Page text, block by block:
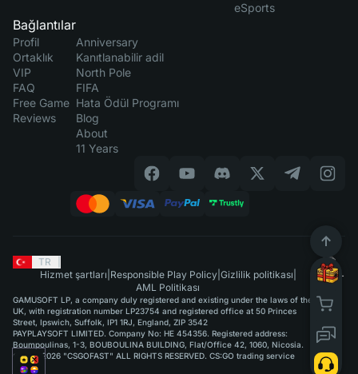
eSports
Bağlantılar
Profil
Ortaklık
VIP
FAQ
Free Game
Reviews
Anniversary
Kanıtlanabilir adil
North Pole
FIFA
Hata Ödül Programı
Blog
About
11 Years
TR
Hizmet şartları Responsible Play Policy| Gizlilik politikası
AML Politikası
GAMUSOFT LP, a company duly registered and existing under the laws of the
UK, with registration number LP23754 and registered office at 50 Princes
Street, Ipswich, Suffolk, IP1 1RJ, England, ZIP 3542
PAYPLAYSOFT LIMITED. Company No: HE 454356. Registered address:
Boumpoulinas, 1-3, BOUBOULINA BUILDING, Flat/Office 42, 1060, Nicosia.
©2015-2026 "CSGOFAST" ALL RIGHTS RESERVED. CS:GO trading service